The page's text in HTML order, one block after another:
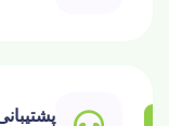
پشتیبانی